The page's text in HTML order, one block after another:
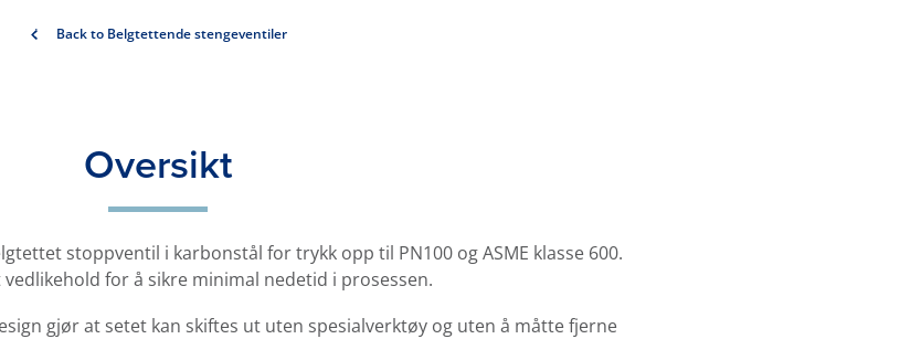
Back to Belgtettende stengeventiler
Oversikt
stoppventil i karbonstål for trykk opp til PN100 og ASME klasse 600.
for å sikre minimal nedetid i prosessen.
gjør at setet kan skiftes ut uten spesialverktøy og uten å måtte fjerne